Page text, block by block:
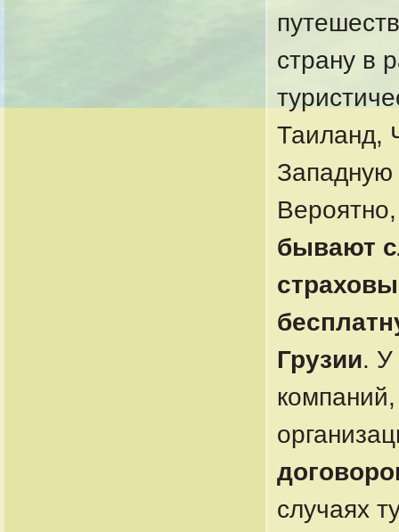
страну в
Таиланд,
Западную
бывают
Грузии. У
случаях